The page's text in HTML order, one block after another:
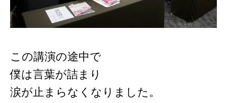
この講演の途中で
僕は言葉が詰まり
涙が止まらなくなりました。